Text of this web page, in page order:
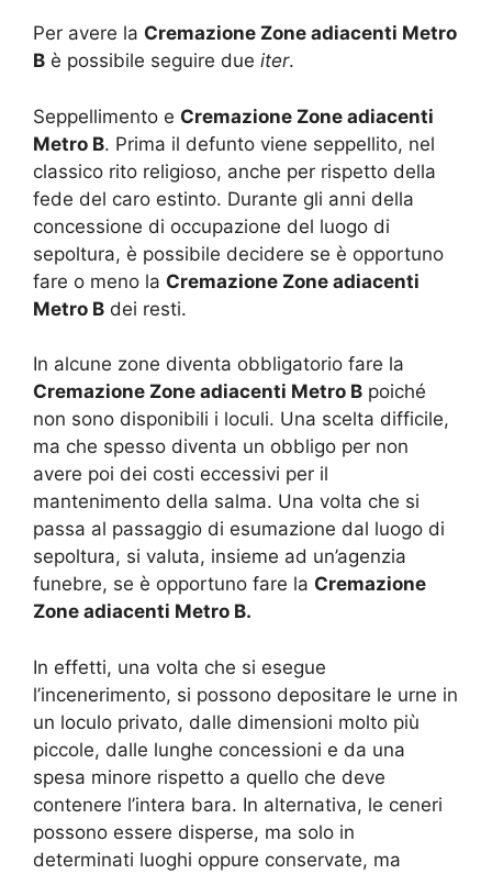
Per avere la Cremazione Zone adiacenti Metro
B è possibile seguire due iter.
Seppellimento e Cremazione Zone adiacenti
Metro B. Prima il defunto viene seppellito, nel
classico rito religioso, anche per rispetto della
fede del caro estinto. Durante gli anni della
concessione di occupazione del luogo di
sepoltura, è possibile decidere se è opportuno
fare o meno la Cremazione Zone adiacenti
Metro B dei resti.
In alcune zone diventa obbligatorio fare la
Cremazione Zone adiacenti Metro B poiché
non sono disponibili i loculi. Una scelta difficile,
ma che spesso diventa un obbligo per non
avere poi dei costi eccessivi per il
mantenimento della salma. Una volta che si
passa al passaggio di esumazione dal luogo di
sepoltura, si valuta, insieme ad un’agenzia
funebre, se è opportuno fare la Cremazione
Zone adiacenti Metro B.
In effetti, una volta che si esegue
l’incenerimento, si possono depositare le urne in
un loculo privato, dalle dimensioni molto più
piccole, dalle lunghe concessioni e da una
spesa minore rispetto a quello che deve
contenere l’intera bara. In alternativa, le ceneri
possono essere disperse, ma solo in
determinati luoghi oppure conservate, ma